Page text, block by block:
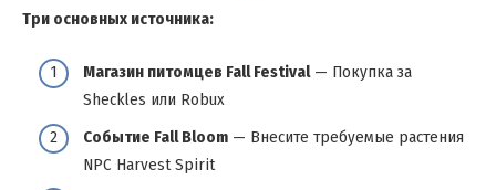
Три основных источника:
Магазин питомцев Fall Festival— Покупка за
Sheckles или Robux
Событие Fall Bloom — Внесите требуемые растения
NPC Harvest Spirit